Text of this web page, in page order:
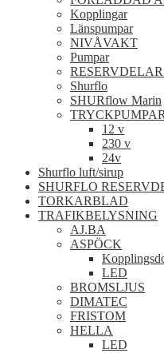
Kopplingar
Länspumpar
NIVÅVAKT
Pumpar
Shurflo
SHURflow Marin
TRYCKPUMPAR
12 v
230 v
24v
Shurflo luft/sirup
SHURFLO
TORKARBLAD
TRAFIKBELYSNING
AJ.BA
ASPÖCK
LED
BROMSLJUS
DIMATEC
FRISTOM
HELLA
LED